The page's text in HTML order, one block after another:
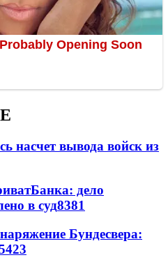
насчет вывода войск из
дело
в суд8381
Бундесвера: